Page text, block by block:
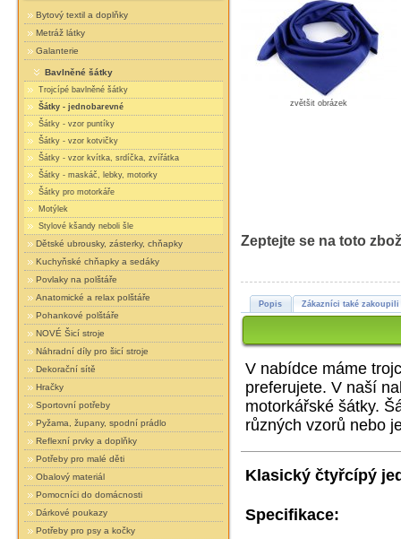
Bytový textil a doplňky
Metráž látky
Galanterie
Bavlněné šátky
Trojcípé bavlněné šátky
Šátky - jednobarevné
Šátky - vzor puntíky
Šátky - vzor kotvičky
Šátky - vzor kvítka, srdíčka, zvířátka
Šátky - maskáč, lebky, motorky
Šátky pro motorkáře
Motýlek
Stylové kšandy neboli šle
Dětské ubrousky, zásterky, chňapky
Kuchyňské chňapky a sedáky
Povlaky na polštáře
Anatomické a relax polštáře
Pohankové polštáře
NOVÉ Šicí stroje
Náhradní díly pro šicí stroje
Dekorační sítě
Hračky
Sportovní potřeby
Pyžama, župany, spodní prádlo
Reflexní prvky a doplňky
Potřeby pro malé děti
Obalový materiál
Pomocníci do domácnosti
Dárkové poukazy
Potřeby pro psy a kočky
zvětšit obrázek
Zeptejte se na toto
Popis Zákazníci také zakoupili
V nabídce máme
preferujete. V naší
motorkářské šátky.
různých vzorů nebo
Klasický čtyřcípý
Specifikace: